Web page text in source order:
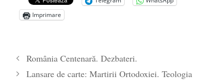
Sevil Shhaideh și actualitatea domniilor
fanariote
Imprimare
România Centenară. Dezbateri.
Lansare de carte: Martirii Ortodoxiei. Teologia